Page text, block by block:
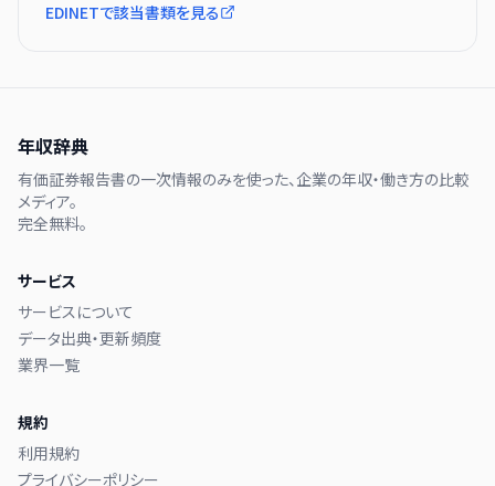
EDINETで該当書類を見る
年収辞典
有価証券報告書の一次情報のみを使った、企業の年収・働き方の比較
メディア。
完全無料。
サービス
サービスについて
データ出典・更新頻度
業界一覧
規約
利用規約
プライバシーポリシー